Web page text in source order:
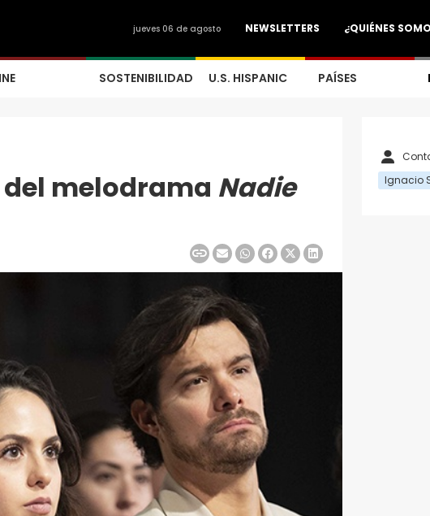
¿QUIÉNES
NEWSLETTERS
jueves 06 de agosto
SOSTENIBILIDAD U.S. HISPANIC PAÍSES
melodrama Nadie
Ignacio